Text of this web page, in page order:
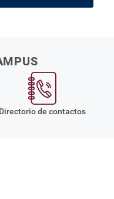
Directorio de contactos